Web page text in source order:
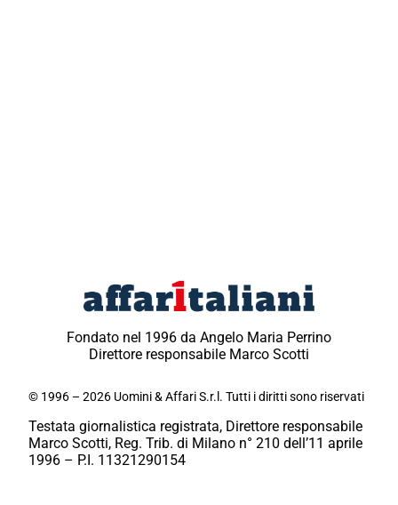
Fondato nel 1996 da Angelo Maria Perrino
Direttore responsabile Marco Scotti
© 1996 – 2026 Uomini & Affari S.r.l. Tutti i diritti sono riservati
Testata giornalistica registrata, Direttore responsabile
Marco Scotti, Reg. Trib. di Milano n° 210 dell’11 aprile
1996 – P.I. 11321290154